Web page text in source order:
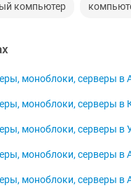
компьютер
моноблоки, серверы в
моноблоки, серверы в
моноблоки, серверы в
моноблоки, серверы в
моноблоки, серверы в